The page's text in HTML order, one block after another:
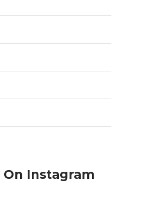
On Instagram